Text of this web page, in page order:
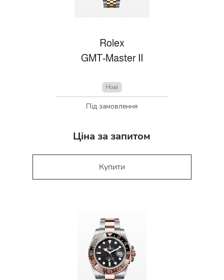
Rolex
GMT-Master II
Нові
Під замовлення
Ціна за запитом
Купити